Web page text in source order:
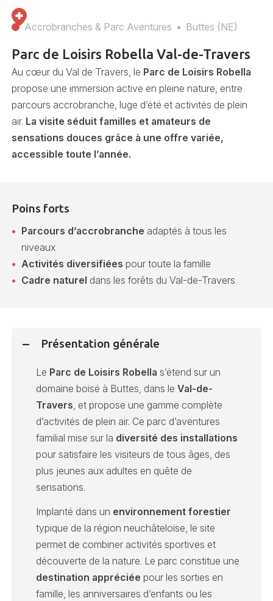
Accrobranches & Parc Aventures Buttes (NE)
Parc de Loisirs Robella Val-de-Travers
Au cœur du Val de Travers, le Parc de Loisirs Robella
propose une immersion active en pleine nature, entre
parcours accrobranche, luge d’été et activités de plein
air. La visite séduit familles et amateurs de
sensations douces grâce à une offre variée,
accessible toute l’année.
Poins forts
Parcours d’accrobranche adaptés à tous les
niveaux
Activités diversifiées pour toute la famille
Cadre naturel dans les forêts du Val-de-Travers
Présentation générale
Le Parc de Loisirs Robella s’étend sur un
domaine boisé à Buttes, dans leVal-de-
Travers, et propose une gamme complète
d’activités de plein air. Ce parc d’aventures
familial mise sur la diversité des installations
pour satisfaire les visiteurs de tous âges, des
plus jeunes aux adultes en quête de
sensations.
Implanté dans un environnement forestier
typique de la région neuchâteloise, le site
permet de combiner activités sportives et
découverte de la nature. Le parc constitue une
destination appréciée pour les sorties en
famille, les anniversaires d’enfants ou les